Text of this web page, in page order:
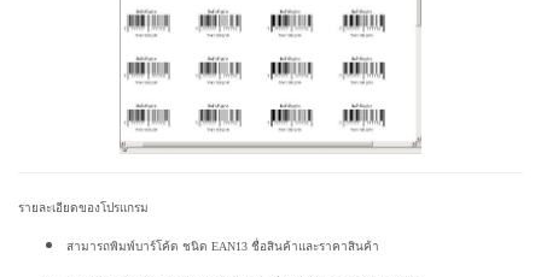
รายละเอียดของโปรแกรม
สามารถพิมพ์บาร์โค้ด ชนิด EAN13 ชื่อสินค้าและราคาสินค้า